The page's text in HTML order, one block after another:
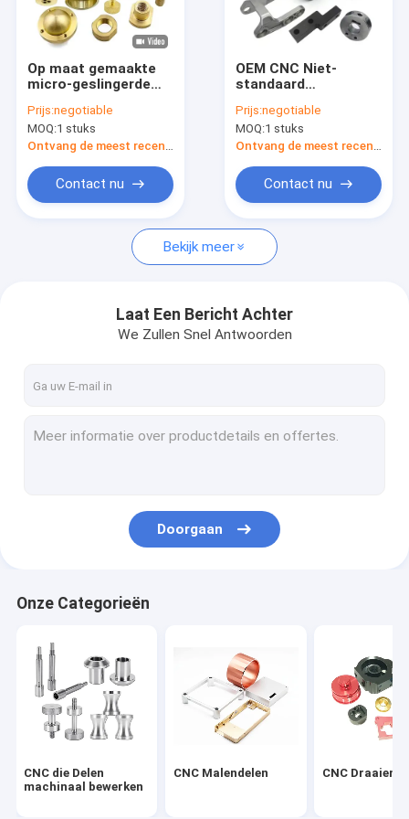
Fabrieksrondleiding
Nieuws
Een offerte aanvragen
CNC die Delen machinaal bewerken
CNC Draaiende Delen
Laser Scherpe Delen
CNC die Horlogedelen machinaal bewerken
CNC Plastic Delen
CNC Houten Delen
Cilindertoestel
Op maat gemaakte
micro-geslingerde
Messing koper
metaal Spare Milling
Turning Mechanical
Services
Prijs:negotiable
MOQ:1 stuks
Ontvang de meest recente Prijs
Contact nu
OEM CNC Niet-
standaard
CNC Bewerking Staal
Aluminium Frezen en
Draaien Bewerking
Prijs:negotiable
MOQ:1 stuks
Ontvang de meest recente Prijs
Contact nu
Bekijk meer
Laat Een Bericht Achter
We Zullen Snel Antwoorden
Doorgaan
Onze Categorieën
CNC die Delen
machinaal bewerken
CNC Malendelen CNC